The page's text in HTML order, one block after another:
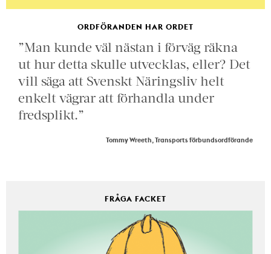
ORDFÖRANDEN HAR ORDET
”Man kunde väl nästan i förväg räkna
ut hur detta skulle utvecklas, eller? Det
vill säga att Svenskt Näringsliv helt
enkelt vägrar att förhandla under
fredsplikt.”
Tommy Wreeth, Transports förbundsordförande
FRÅGA FACKET